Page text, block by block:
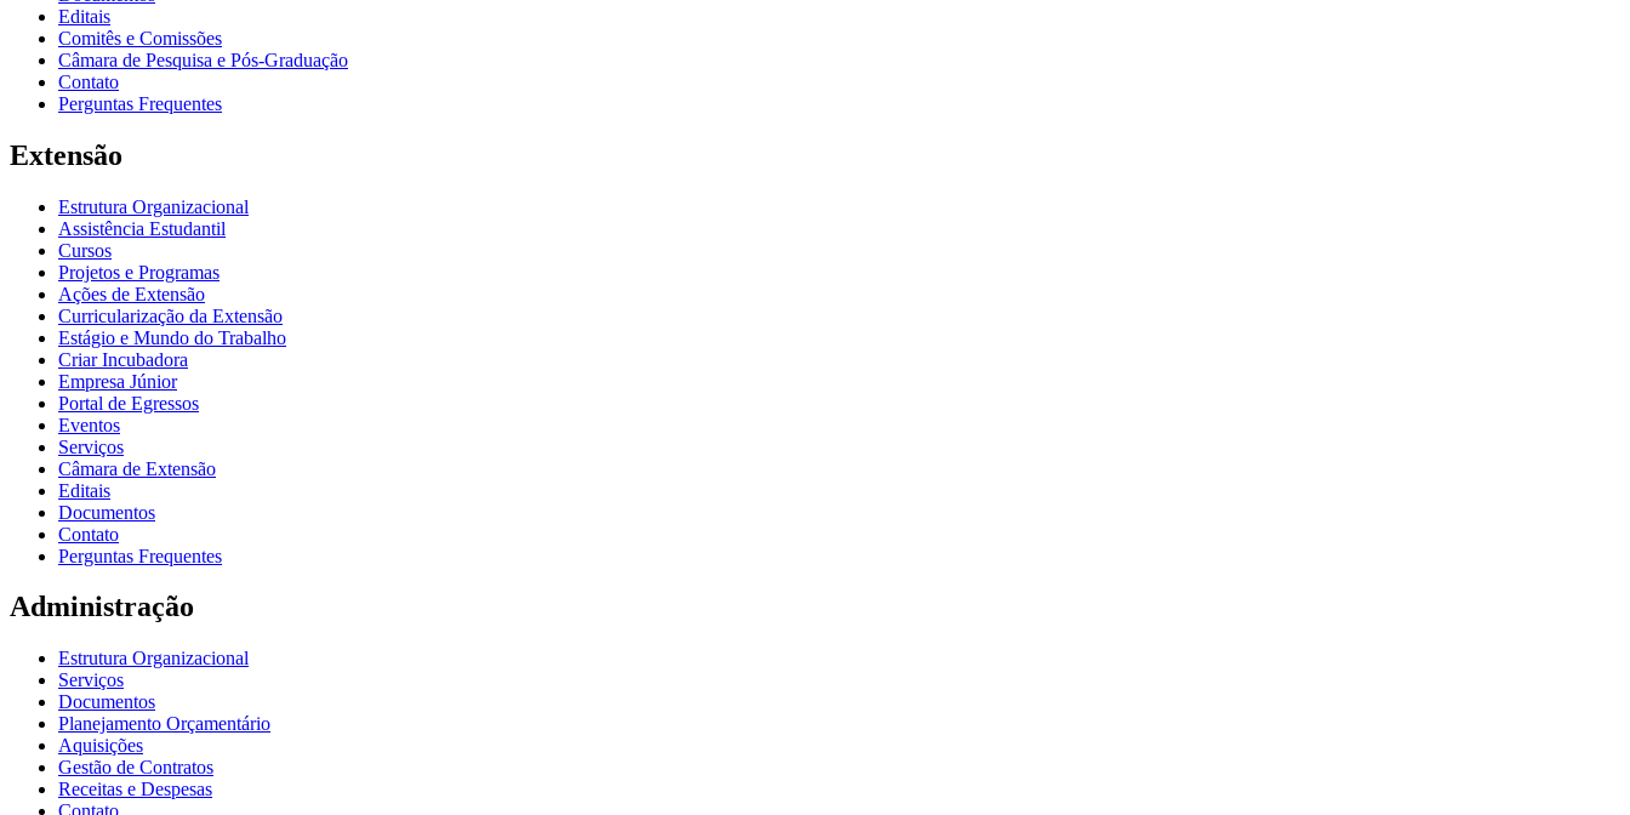
Editais
Comitês e Comissões
Câmara de Pesquisa e Pós-Graduação
Contato
Perguntas Frequentes
Extensão
Estrutura Organizacional
Assistência Estudantil
Cursos
Projetos e Programas
Ações de Extensão
Curricularização da Extensão
Estágio e Mundo do Trabalho
Criar Incubadora
Empresa Júnior
Portal de Egressos
Eventos
Serviços
Câmara de Extensão
Editais
Documentos
Contato
Perguntas Frequentes
Administração
Estrutura Organizacional
Serviços
Documentos
Planejamento Orçamentário
Aquisições
Gestão de Contratos
Receitas e Despesas